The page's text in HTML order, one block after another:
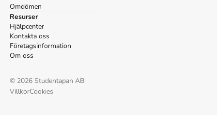
Omdömen
Resurser
Hjälpcenter
Kontakta oss
Företagsinformation
Om oss
© 2026 Studentapan AB
VillkorCookies